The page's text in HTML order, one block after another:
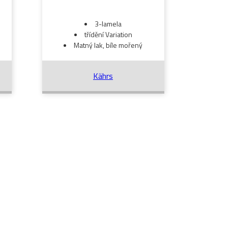
3-lamela
třídění Variation
Matný lak, bíle mořený
Kährs